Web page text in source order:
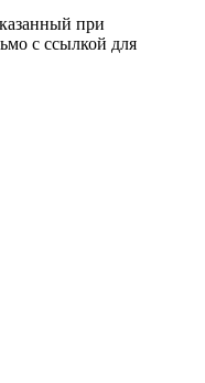
при
с ссылкой для